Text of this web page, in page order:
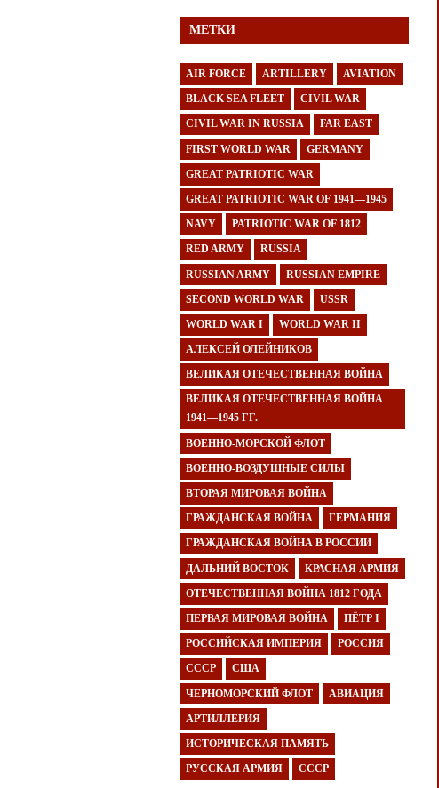
МЕТКИ
AIR FORCE ARTILLERY AVIATION
BLACK SEA FLEET CIVIL WAR
CIVIL WAR IN RUSSIA FAR EAST
FIRST WORLD WAR GERMANY
GREAT PATRIOTIC WAR
GREAT PATRIOTIC WAR OF 1941—1945
NAVY PATRIOTIC WAR OF 1812
RED ARMY RUSSIA
RUSSIAN ARMY RUSSIAN EMPIRE
SECOND WORLD WAR USSR
WORLD WAR I WORLD WAR II
АЛЕКСЕЙ ОЛЕЙНИКОВ
ВЕЛИКАЯ ОТЕЧЕСТВЕННАЯ ВОЙНА
ВЕЛИКАЯ ОТЕЧЕСТВЕННАЯ ВОЙНА
1941—1945 ГГ.
ВОЕННО-МОРСКОЙ ФЛОТ
ВОЕННО-ВОЗДУШНЫЕ СИЛЫ
ВТОРАЯ МИРОВАЯ ВОЙНА
ГРАЖДАНСКАЯ ВОЙНА ГЕРМАНИЯ
ГРАЖДАНСКАЯ ВОЙНА В РОССИИ
ДАЛЬНИЙ ВОСТОК КРАСНАЯ АРМИЯ
ОТЕЧЕСТВЕННАЯ ВОЙНА 1812 ГОДА
ПЕРВАЯ МИРОВАЯ ВОЙНА ПЁТР I
РОССИЙСКАЯ ИМПЕРИЯ РОССИЯ
СССР США
ЧЕРНОМОРСКИЙ ФЛОТ АВИАЦИЯ
АРТИЛЛЕРИЯ
ИСТОРИЧЕСКАЯ ПАМЯТЬ
РУССКАЯ АРМИЯ СССР